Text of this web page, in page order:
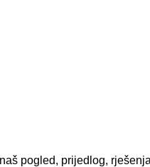
pogled, prijedlog,